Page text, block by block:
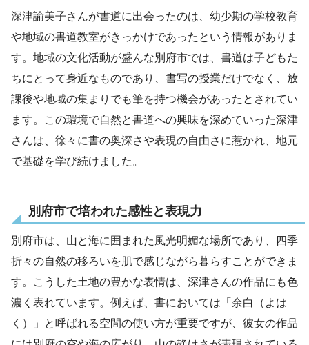
深津諭美子さんが書道に出会ったのは、幼少期の学校教育
や地域の書道教室がきっかけであったという情報がありま
す。地域の文化活動が盛んな別府市では、書道は子どもた
ちにとって身近なものであり、書写の授業だけでなく、放
課後や地域の集まりでも筆を持つ機会があったとされてい
ます。この環境で自然と書道への興味を深めていった深津
さんは、徐々に書の奥深さや表現の自由さに惹かれ、地元
で基礎を学び続けました。
別府市で培われた感性と表現力
別府市は、山と海に囲まれた風光明媚な場所であり、四季
折々の自然の移ろいを肌で感じながら暮らすことができま
す。こうした土地の豊かな表情は、深津さんの作品にも色
濃く表れています。例えば、書においては「余白（よは
く）」と呼ばれる空間の使い方が重要ですが、彼女の作品